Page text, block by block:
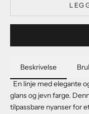
Beskrivelse
En linje med elegante
glans og jevn farge.
tilpassbare nyanser for